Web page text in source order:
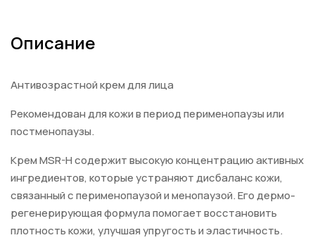
Описание
Антивозрастной крем для лица
Рекомендован для кожи в период перименопаузы или
постменопаузы.
Крем MSR-H содержит высокую концентрацию активных
ингредиентов, которые устраняют дисбаланс кожи,
связанный с перименопаузой и менопаузой. Его дермо-
регенерирующая формула помогает восстановить
плотность кожи, улучшая упругость и эластичность.